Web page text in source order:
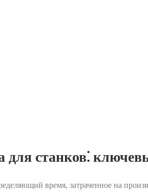
для станков⁚
время, затраченное на